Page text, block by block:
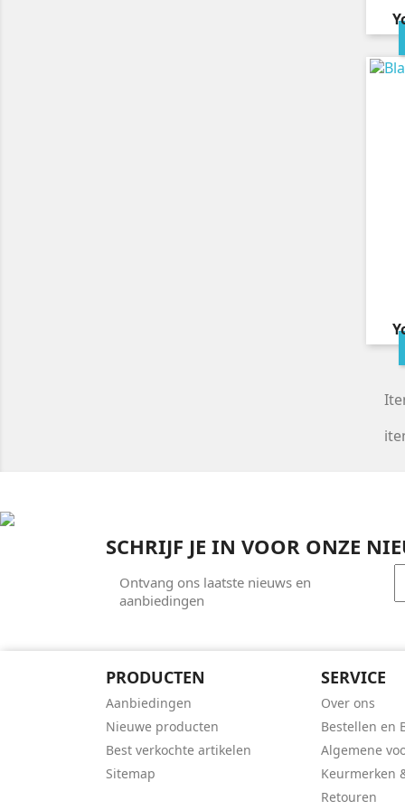
SCHRIJF JE IN VOOR ONZE
Ontvang ons laatste nieuws en
aanbiedingen
PRODUCTEN
Aanbiedingen
Nieuwe producten
Best verkochte artikelen
Sitemap
SERVICE
Over ons
Bestellen en
Algemene
Keurmerken
Retouren